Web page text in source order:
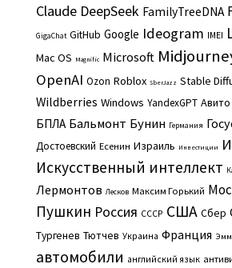
Claude DeepSeek FamilyTreeDNA
GigaChat GitHub Google Ideogram IMEI
Mac OS Magnific Microsoft
OpenAI Ozon Roblox SberJazz Stable
Wildberries Windows YandexGPT Авито
БПЛА Бальмонт Бунин Германия
Достоевский Есенин Израиль Инвестиции
Искусственный интеллект
Лермонтов Лесков Максим Горький
Пушкин Россия СССР США Сбер
Тургенев Тютчев Украина Франция
автомобили английский язык